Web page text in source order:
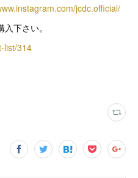
jcdc.official/
下さい。
list/314